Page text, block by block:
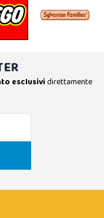
esclusividirettamente